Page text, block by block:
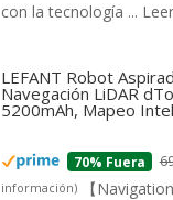
con la tecnología ...
LEFANT Robot
Navegación LiDAR
5200mAh, Mapeo
70% Fuera
información)
【